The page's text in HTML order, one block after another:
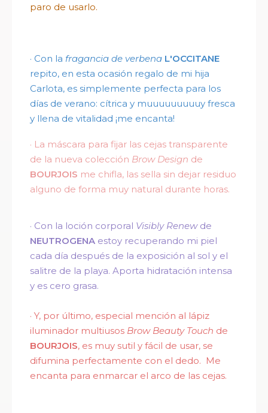
paro de usarlo.
· Con la fragancia de verbena L'OCCITANE
repito, en esta ocasión regalo de mi hija
Carlota, es simplemente perfecta para los
días de verano: cítrica y muuuuuuuuuy fresca
y llena de vitalidad ¡me encanta!
· La máscara para fijar las cejas transparente
de la nueva colección Brow Design de
BOURJOIS me chifla, las sella sin dejar residuo
alguno de forma muy natural durante horas.
· Con la loción corporal Visibly Renewde
NEUTROGENA estoy recuperando mi piel
cada día después de la exposición al sol y el
salitre de la playa. Aporta hidratación intensa
y es cero grasa.
· Y, por último, especial mención al lápiz
iluminador multiusos Brow Beauty Touch de
BOURJOIS, es muy sutil y fácil de usar, se
difumina perfectamente con el dedo. Me
encanta para enmarcar el arco de las cejas.